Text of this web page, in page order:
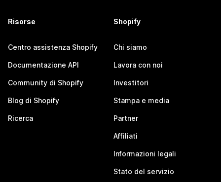
Risorse
Centro assistenza Shopify
Documentazione API
Community di Shopify
Blog di Shopify
Ricerca
Shopify
Chi siamo
Lavora con noi
Investitori
Stampa e media
Partner
Affiliati
Informazioni legali
Stato del servizio